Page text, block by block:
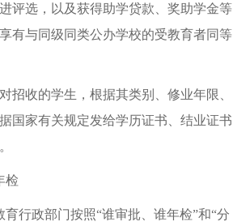
评选，以及获得助学贷款、奖助学金等
有与同级同类公办学校的受教育者同等
收的学生，根据其类别、修业年限、
国家有关规定发给学历证书、结业证书
政部门按照“谁审批、谁年检”和“分